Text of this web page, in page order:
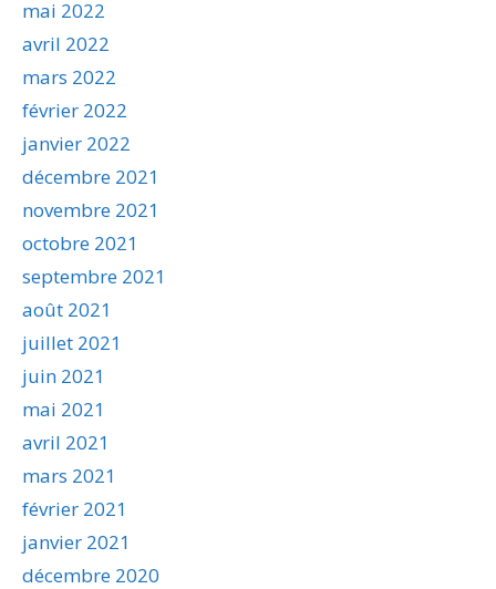
mai 2022
avril 2022
mars 2022
février 2022
janvier 2022
décembre 2021
novembre 2021
octobre 2021
septembre 2021
août 2021
juillet 2021
juin 2021
mai 2021
avril 2021
mars 2021
février 2021
janvier 2021
décembre 2020